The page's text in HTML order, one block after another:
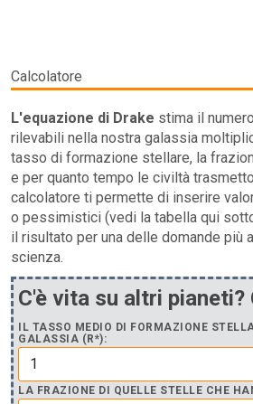
Calcolatore
L'equazione di Drake stima il
rilevabili nella nostra galassia
tasso di formazione stellare, la
e per quanto tempo le civiltà
calcolatore ti permette di inserire
o pessimistici (vedi la tabella qui
il risultato per una delle domande più
scienza.
C'è vita su altri
IL TASSO MEDIO DI FORMAZIONE
GALASSIA (R*):
LA FRAZIONE DI QUELLE STELLE CHE